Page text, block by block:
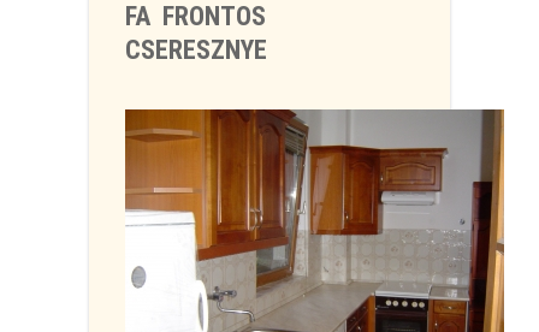
FA FRONTOS
CSERESZNYE